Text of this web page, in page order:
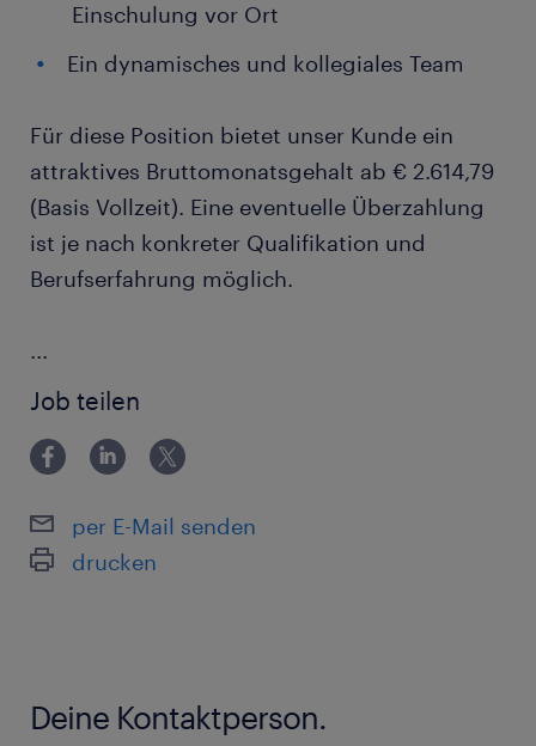
Einschulung vor Ort
Ein dynamisches und kollegiales Team
Für diese Position bietet unser Kunde ein
attraktives Bruttomonatsgehalt ab € 2.614,79
(Basis Vollzeit). Eine eventuelle Überzahlung
ist je nach konkreter Qualifikation und
Berufserfahrung möglich.
...
Job teilen
per E-Mail senden
drucken
Deine Kontaktperson.